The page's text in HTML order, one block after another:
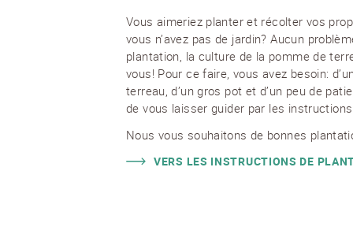
Vous aimeriez planter et récolter vos
vous n’avez pas de jardin? Aucun
plantation, la culture de la pomme de
vous! Pour ce faire, vous avez besoin:
terreau, d’un gros pot et d’un peu de
de vous laisser guider par les
Nous vous souhaitons de bonnes
VERS LES INSTRUCTIONS DE